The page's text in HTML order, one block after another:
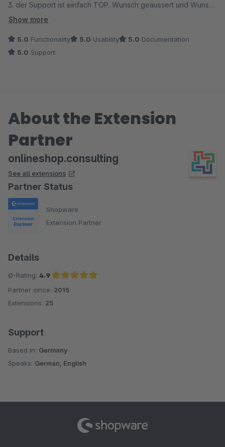
3. der Support ist einfach TOP. Wunsch geäussert und Wunsch
wurde innert kürze umgesetzt!
Show more
5.0 Functionality 5.0 Usability 5.0 Documentation
5.0 Support
About the Extension
Partner
onlineshop.consulting
See all extensions
Partner Status
Shopware
Extension Partner
Details
Ø-Rating: 4.9
Average rating of 4.9 out of 5 stars
Partner since: 2015
Extensions: 25
Support
Based in: Germany
Speaks: German, English